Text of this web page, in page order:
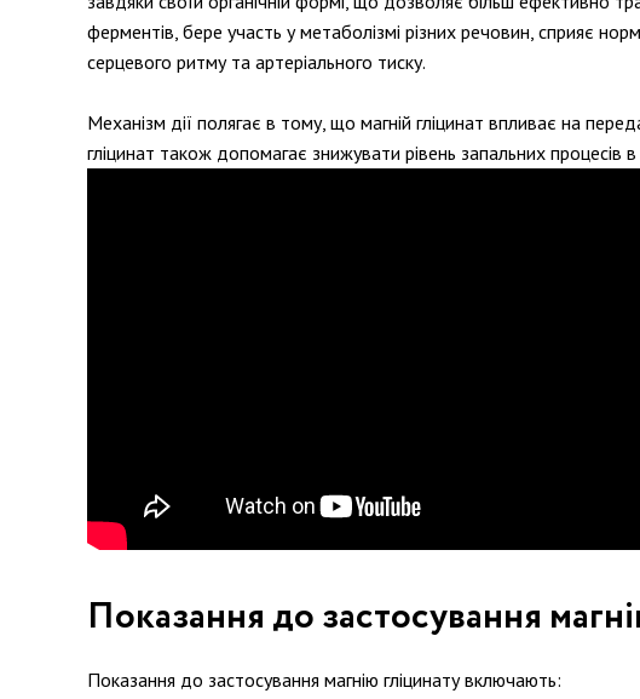
ферментів, бере участь у метаболізмі різних речовин, сприяє
серцевого ритму та артеріального тиску.
Механізм дії полягає в тому, що магній гліцинат впливає на
гліцинат також допомагає знижувати рівень запальних процесів
Показання до застосування
Показання до застосування магнію гліцинату включають: